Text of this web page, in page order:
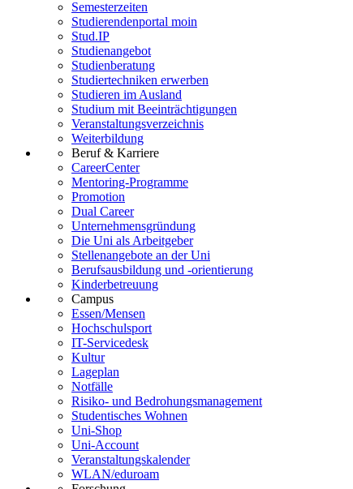
Semesterzeiten
Studierendenportal moin
Stud.IP
Studienangebot
Studienberatung
Studiertechniken erwerben
Studieren im Ausland
Studium mit Beeinträchtigungen
Veranstaltungsverzeichnis
Weiterbildung
Beruf & Karriere
CareerCenter
Mentoring-Programme
Promotion
Dual Career
Unternehmensgründung
Die Uni als Arbeitgeber
Stellenangebote an der Uni
Berufsausbildung und -orientierung
Kinderbetreuung
Campus
Essen/Mensen
Hochschulsport
IT-Servicedesk
Kultur
Lageplan
Notfälle
Risiko- und Bedrohungsmanagement
Studentisches Wohnen
Uni-Shop
Uni-Account
Veranstaltungskalender
WLAN/eduroam